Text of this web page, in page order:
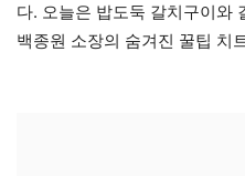
다. 오늘은 밥도둑 갈치구이와
백종원 소장의 숨겨진 꿀팁 치